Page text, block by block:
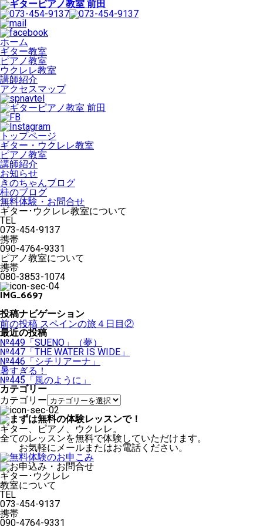
ホーム
ギター教室
ピアノ教室
ウクレレ教室
講師紹介
アクセスマップ
トップページ
ギター・ウクレレ教室
ピアノ教室
講師紹介
お知らせ
きのちゃんブログ
桂のブログ
無料体験・お問合せ
ギター･ウクレレ教室について
TEL
073-454-9137
携帯
090-4764-9331
ピアノ教室について
携帯
080-3853-1074
IMG_6697
投稿ナビゲーション
前の投稿 スペインの旅４日目②
最近の投稿
№449「SUENO」（夢）
№447「THE WATER IS WIDE」
№446「シチリアーナ」
暑すぎる！
№445「風のように」
カテゴリー
カテゴリー
ギター、ピアノ、ウクレレ。
全てのレッスンを無料で体験していただけます。
お気軽にメールまたはお電話ください。
ギター･ウクレレ
教室について
TEL
073-454-9137
携帯
090-4764-9331